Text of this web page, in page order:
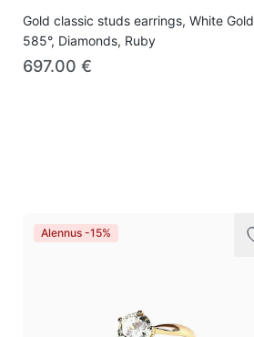
Gold classic studs earrings, White Gold
585°, Diamonds, Ruby
697.00 €
Alennus -15%